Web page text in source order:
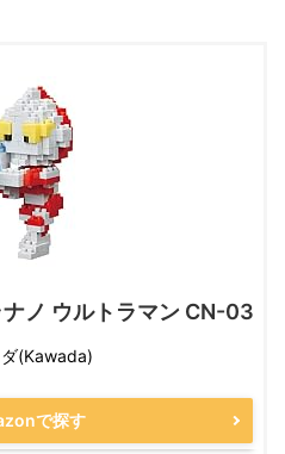
ノ ウルトラマン CN-03
(Kawada)
で探す